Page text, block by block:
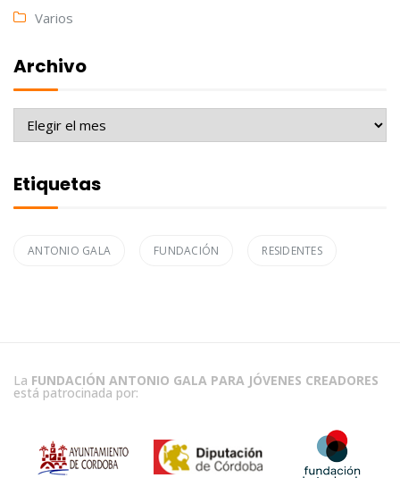
Varios
Archivo
Archivo
Etiquetas
ANTONIO GALA FUNDACIÓN RESIDENTES
La FUNDACIÓN ANTONIO GALA PARA JÓVENES CREADORES
está patrocinada por: